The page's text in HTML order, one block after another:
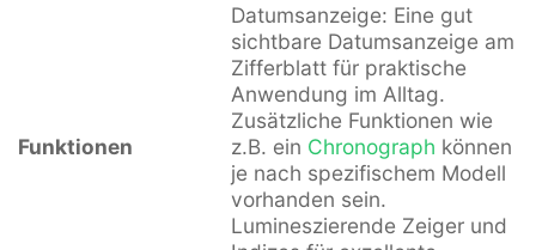
Funktionen
Datumsanzeige: Eine gut
sichtbare Datumsanzeige am
Zifferblatt für praktische
Anwendung im Alltag.
Zusätzliche Funktionen wie
z.B. ein Chronograph können
je nach spezifischem Modell
vorhanden sein.
Lumineszierende Zeiger und